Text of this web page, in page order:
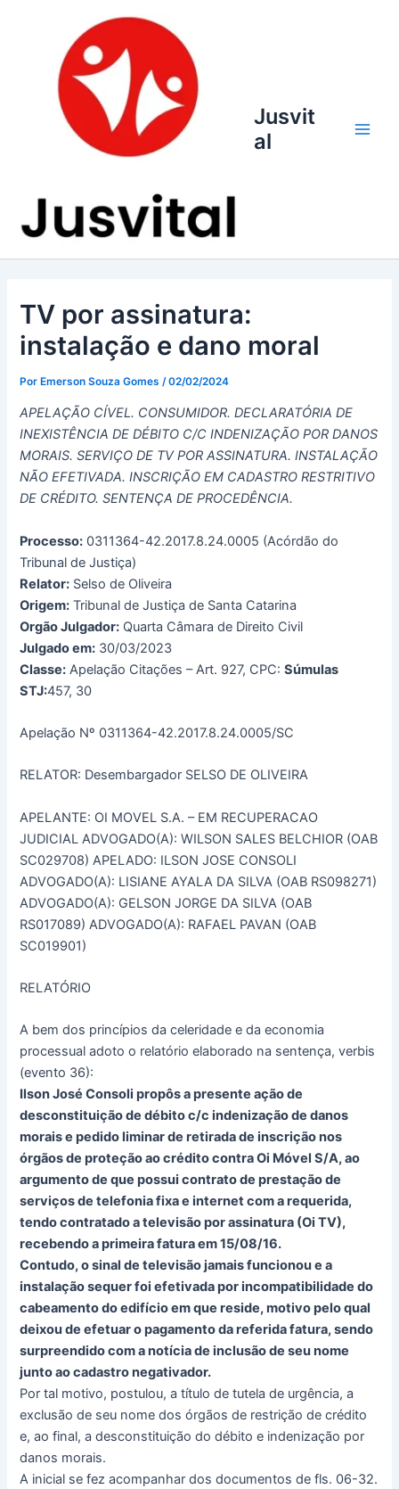
Jusvit
al
TV por assinatura:
instalação e dano moral
PorEmerson Souza Gomes /02/02/2024
APELAÇÃO CÍVEL. CONSUMIDOR. DECLARATÓRIA DE
INEXISTÊNCIA DE DÉBITO C/C INDENIZAÇÃO POR DANOS
MORAIS. SERVIÇO DE TV POR ASSINATURA. INSTALAÇÃO
NÃO EFETIVADA. INSCRIÇÃO EM CADASTRO RESTRITIVO
DE CRÉDITO. SENTENÇA DE PROCEDÊNCIA.
Processo: 0311364-42.2017.8.24.0005 (Acórdão do
Tribunal de Justiça)
Relator: Selso de Oliveira
Origem: Tribunal de Justiça de Santa Catarina
Orgão Julgador: Quarta Câmara de Direito Civil
Julgado em: 30/03/2023
Classe: Apelação Citações – Art. 927, CPC:Súmulas
STJ:457, 30
Apelação Nº 0311364-42.2017.8.24.0005/SC
RELATOR: Desembargador SELSO DE OLIVEIRA
APELANTE: OI MOVEL S.A. – EM RECUPERACAO
JUDICIAL ADVOGADO(A): WILSON SALES BELCHIOR (OAB
SC029708) APELADO: ILSON JOSE CONSOLI
ADVOGADO(A): LISIANE AYALA DA SILVA (OAB RS098271)
ADVOGADO(A): GELSON JORGE DA SILVA (OAB
RS017089) ADVOGADO(A): RAFAEL PAVAN (OAB
SC019901)
RELATÓRIO
A bem dos princípios da celeridade e da economia
processual adoto o relatório elaborado na sentença, verbis
(evento 36):
Ilson José Consoli propôs a presente ação de
desconstituição de débito c/c indenização de danos
morais e pedido liminar de retirada de inscrição nos
órgãos de proteção ao crédito contra Oi Móvel S/A, ao
argumento de que possui contrato de prestação de
serviços de telefonia fixa e internet com a requerida,
tendo contratado a televisão por assinatura (Oi TV),
recebendo a primeira fatura em 15/08/16.
Contudo, o sinal de televisão jamais funcionou e a
instalação sequer foi efetivada por incompatibilidade do
cabeamento do edifício em que reside, motivo pelo qual
deixou de efetuar o pagamento da referida fatura, sendo
surpreendido com a notícia de inclusão de seu nome
junto ao cadastro negativador.
Por tal motivo, postulou, a título de tutela de urgência, a
exclusão de seu nome dos órgãos de restrição de crédito
e, ao final, a desconstituição do débito e indenização por
danos morais.
A inicial se fez acompanhar dos documentos de fls. 06-32.